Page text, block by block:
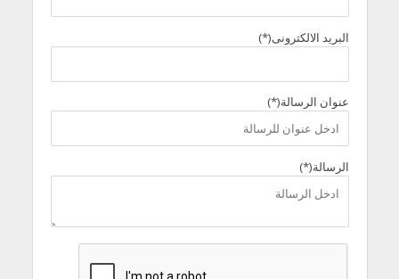
البريد الالكترونى(*)
عنوان الرسالة(*)
الرسالة(*)